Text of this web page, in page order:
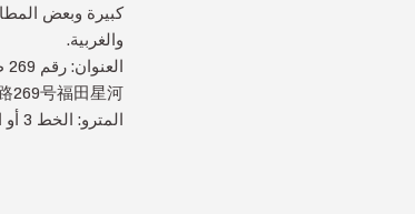
كبيرة وبعض
والغربية.
العنوان: رقم 269 طريق فوهوا 3، منطقة فوتيان، شنتشن
269号福田星河
المترو: الخط 3 أو الخط 1 إلى محطة حديقة التسوق (购物公园站)